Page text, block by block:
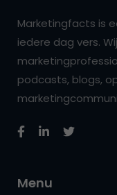
Marketingfacts is
iedere dag vers.
podcasts, blogs,
Menu